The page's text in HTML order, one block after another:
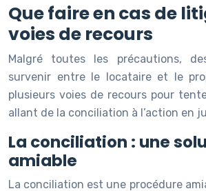
Que faire en cas de
voies de recours
Malgré toutes les précautions,
survenir entre le locataire et le
plusieurs voies de recours pour
allant de la conciliation à l’action en
La conciliation : une
amiable
La conciliation est une procédure